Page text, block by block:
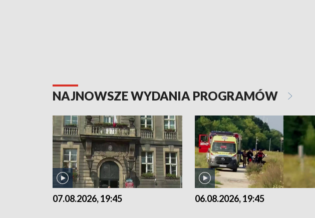
NAJNOWSZE WYDANIA PROGRAMÓW
07.08.2026, 19:45 06.08.2026, 19:45